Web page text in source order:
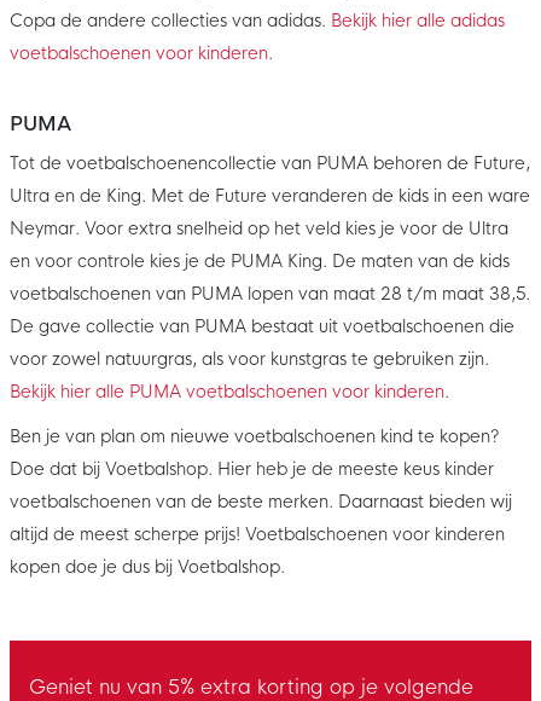
Copa de andere collecties van adidas. Bekijk hier alle adidas
voetbalschoenen voor kinderen.
PUMA
Tot de voetbalschoenencollectie van PUMA behoren de Future,
Ultra en de King. Met de Future veranderen de kids in een ware
Neymar. Voor extra snelheid op het veld kies je voor de Ultra
en voor controle kies je de PUMA King. De maten van de kids
voetbalschoenen van PUMA lopen van maat 28 t/m maat 38,5.
De gave collectie van PUMA bestaat uit voetbalschoenen die
voor zowel natuurgras, als voor kunstgras te gebruiken zijn.
Bekijk hier alle PUMA voetbalschoenen voor kinderen.
Ben je van plan om nieuwe voetbalschoenen kind te kopen?
Doe dat bij Voetbalshop. Hier heb je de meeste keus kinder
voetbalschoenen van de beste merken. Daarnaast bieden wij
altijd de meest scherpe prijs! Voetbalschoenen voor kinderen
kopen doe je dus bij Voetbalshop.
Geniet nu van 5% extra korting op je volgende